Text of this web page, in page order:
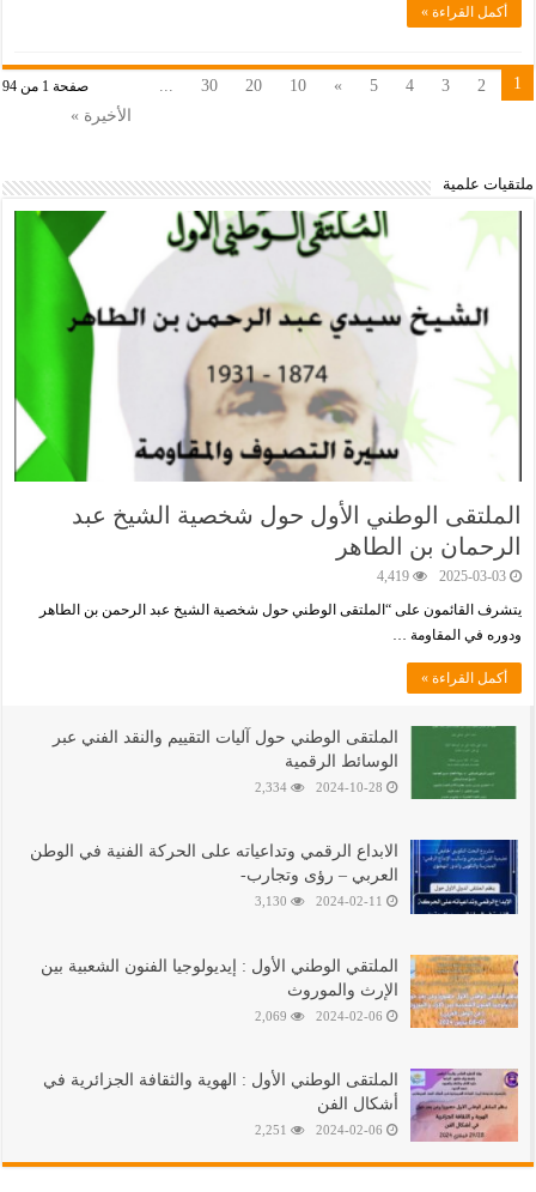
أكمل القراءة »
صفحة 1 من 94 1
2
3
4
5
»
10
20
30
...
الأخيرة »
ملتقيات علمية
الملتقى الوطني اﻷول حول شخصية الشيخ عبد
الرحمان بن الطاهر
2025-03-03
4,419
يتشرف القائمون على “الملتقى الوطني حول شخصية الشيخ عبد الرحمن بن الطاهر
ودوره في المقاومة …
أكمل القراءة »
الملتقى الوطني حول آليات التقييم والنقد الفني عبر
الوسائط الرقمية
2024-10-28
2,334
الابداع الرقمي وتداعياته على الحركة الفنية في الوطن
العربي – رؤى وتجارب-
2024-02-11
3,130
الملتقي الوطني الأول : إيديولوجيا الفنون الشعبية بين
الإرث والموروث
2024-02-06
2,069
الملتقى الوطني اﻷول : الهوية والثقافة الجزائرية في
أشكال الفن
2024-02-06
2,251